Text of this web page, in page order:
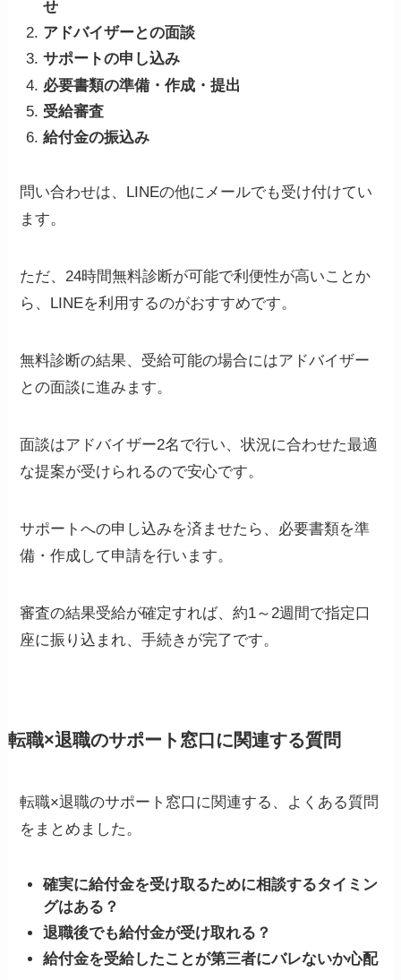
せ
アドバイザーとの面談
サポートの申し込み
必要書類の準備・作成・提出
受給審査
給付金の振込み
問い合わせは、LINEの他にメールでも受け付けてい
ます。
ただ、24時間無料診断が可能で利便性が高いことか
ら、LINEを利用するのがおすすめです。
無料診断の結果、受給可能の場合にはアドバイザー
との面談に進みます。
面談はアドバイザー2名で行い、状況に合わせた最適
な提案が受けられるので安心です。
サポートへの申し込みを済ませたら、必要書類を準
備・作成して申請を行います。
審査の結果受給が確定すれば、約1～2週間で指定口
座に振り込まれ、手続きが完了です。
転職×退職のサポート窓口に関連する質問
転職×退職のサポート窓口に関連する、よくある質問
をまとめました。
確実に給付金を受け取るために相談するタイミン
グはある？
退職後でも給付金が受け取れる？
給付金を受給したことが第三者にバレないか心配